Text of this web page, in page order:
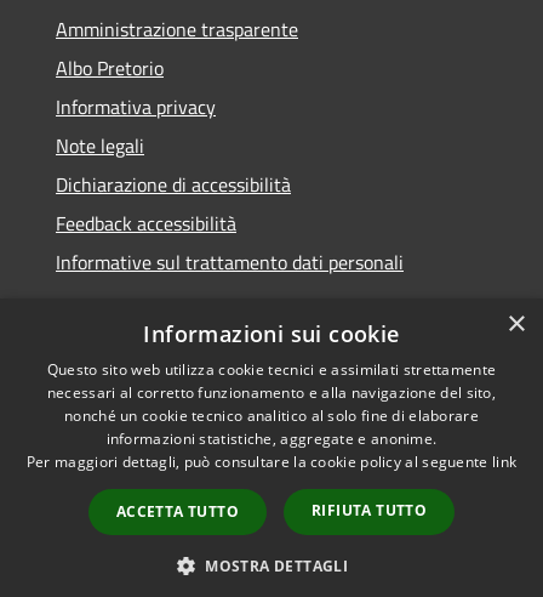
Amministrazione trasparente
Albo Pretorio
Informativa privacy
Note legali
Dichiarazione di accessibilità
Feedback accessibilità
Informative sul trattamento dati personali
RSS
Accessibilità
Cookie
Mappa del sito
Informativa trattamento
Copyright © 2026 • Comune di
Pioltello • Powered by
Municipium•Accesso
redazione
×
Informazioni sui cookie
Questo sito web utilizza cookie tecnici e assimilati strettamente
necessari al corretto funzionamento e alla navigazione del sito,
nonché un cookie tecnico analitico al solo fine di elaborare
informazioni statistiche, aggregate e anonime.
Per maggiori dettagli, può consultare la cookie policy al seguente link
ACCETTA TUTTO RIFIUTA TUTTO
MOSTRA DETTAGLI